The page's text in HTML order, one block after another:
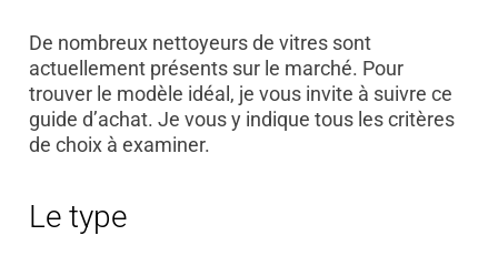
De nombreux nettoyeurs de vitres sont
actuellement présents sur le marché. Pour
trouver le modèle idéal, je vous invite à suivre ce
guide d’achat. Je vous y indique tous les critères
de choix à examiner.
Le type